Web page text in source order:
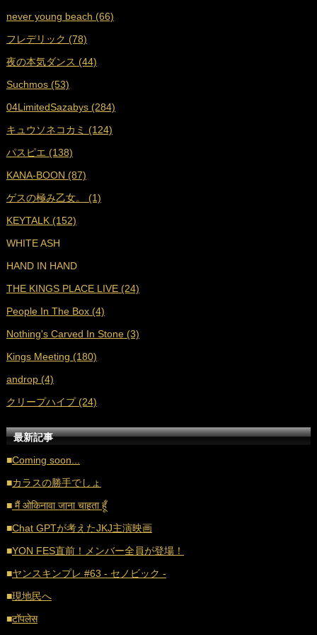
■2022年6月 (17)
■2022年5月 (17)
■2022年4月 (16)
■2022年3月 (18)
■2022年2月 (16)
■2022年1月 (17)
■2021年12月 (25)
■2021年11月 (23)
■2021年10月 (25)
■2021年9月 (29)
■2021年8月 (31)
■2021年7月 (38)
■2021年6月 (36)
■2021年5月 (27)
■2021年4月 (35)
■2021年3月 (33)
■2021年2月 (32)
■2021年1月 (38)
■2020年12月 (21)
never young beach (66)
フレデリック (78)
夜の本気ダンス (44)
Suchmos (53)
04LimitedSazabys (284)
キュウソネコカミ (124)
パスピエ (138)
KANA-BOON (87)
ゲスの極み乙女。 (1)
KEYTALK (152)
WHITE ASH
HAND IN HAND
THE KINGS PLACE LIVE (24)
People In The Box (4)
Nothing's Carved In Stone (3)
Kings Meeting (180)
androp (4)
クリープハイプ (24)
最新記事
■Coming soon...
■カラスの勝手でしょ
■मैं ओकिनावा जाना चाहता हूँ
■Chat GPTが考えたJKJ主演映画
■YON FES直前！メンバー全員が登場！
■ヤンスキンプレ #63 - セノビック -
■現地民へ
■टॉपलेस